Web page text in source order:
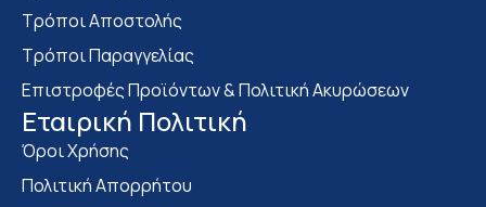
Τρόποι Αποστολής
Τρόποι Παραγγελίας
Επιστροφές Προϊόντων & Πολιτική Ακυρώσεων
Eταιρική Πολιτική
Όροι Χρήσης
Πολιτική Απορρήτου